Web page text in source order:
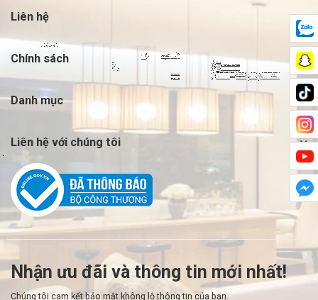
Liên hệ
Chính sách
Danh mục
Liên hệ với chúng tôi
Nhận ưu đãi và thông tin mới nhất!
Chúng tôi cam kết bảo mật không lộ thông tin của bạn.